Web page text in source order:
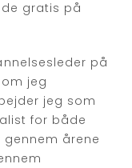
gratis på
på
jeg
jeg som
for både
årene